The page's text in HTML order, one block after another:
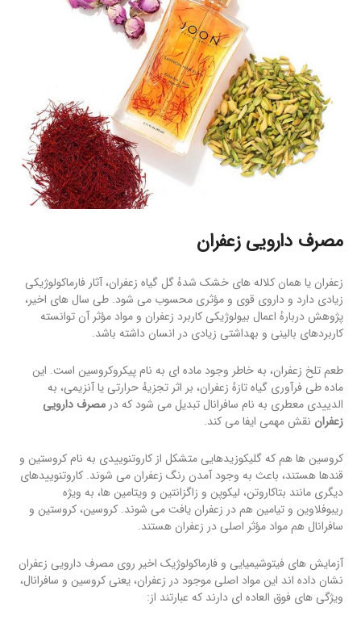
مصرف دارویی زعفران
زعفران یا همان كلاله های خشک شدهٔ گل گياه زعفران، آثار فارماكولوژیکی
زیادی دارد و داروی قوی و مؤثری محسوب می شود. طی سال های اخیر،
پژوهش دربارهٔ اعمال بیولوژیکی کاربرد زعفران و مواد مؤثر آن توانسته
كاربردهای بالینی و بهداشتی زیادی در انسان داشته باشد.
طعم تلخ زعفران، به خاطر وجود ماده ای به نام پیکروکروسین است. این
ماده طی فرآوری گیاه تازهٔ زعفران، بر اثر تجزیهٔ حرارتی یا آنزیمی، به
الدییدی معطری به نام سافرانال تبدیل می شود که درمصرف دارویی
زعفران نقش مهمی ایفا می کند.
كروسین ها هم كه گلیکوزیدهایی متشکل از کاروتنوییدی به نام کروستین و
قندها هستند، باعث به وجود آمدن رنگ زعفران می شوند. کاروتنوییدهای
دیگری مانند بتاکاروتن، لیکوپن و زاگزانتين و ویتامین ها، به ویژه
ریبوفلاوین و تیامین هم در زعفران یافت می شوند. كروسین، كروستین و
سافرانال هم مواد مؤثر اصلی در زعفران هستند.
آزمایش های فیتوشیمیایی و فارماکولوژیک اخیر روی مصرف دارویی زعفران
نشان داده اند این مواد اصلی موجود در زعفران، یعنی کروسین و سافرانال،
ویژگی های فوق العاده ای دارند که عبارتند از: